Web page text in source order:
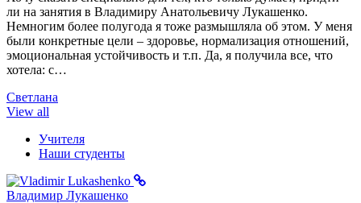
ли на занятия в Владимиру Анатольевичу Лукашенко.
Немногим более полугода я тоже размышляла об этом. У меня
были конкретные цели – здоровье, нормализация отношений,
эмоциональная устойчивость и т.п. Да, я получила все, что
хотела: с…
Светлана
View all
Учителя
Наши студенты
Владимир Лукашенко